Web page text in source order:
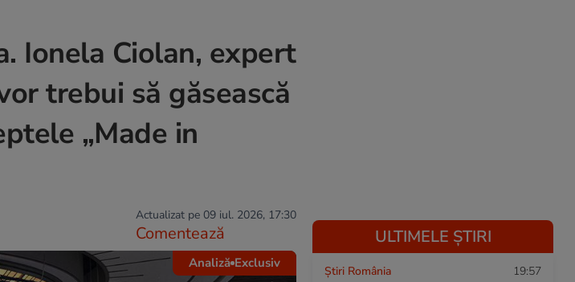
Ionela Ciolan, expert
trebui să găsească
„Made in
Actualizat pe 09 iul. 2026, 17:30
Comentează
Analiză Exclusiv
ULTIMELE ȘTIRI
Știri România 19:57